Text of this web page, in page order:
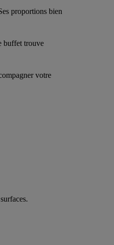
proportions bien
buffet trouve
votre